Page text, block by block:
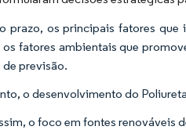
prazo, os principais fatores que
os fatores ambientais que
previsão.
o desenvolvimento do
o foco em fontes renováveis